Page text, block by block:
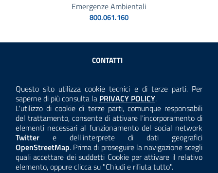
Questo sito utilizza cookie tecnici e di terze parti. Per
saperne di più consulta la Consulta la
PRIVACY POLICY.
L'utilizzo di cookie di terze parti, comunque responsabili
del trattamento, consente di attivare l'incorporamento di
elementi necessari al funzionamento del social network
Twitter e dell'interprete di dati geografici
OpenStreetMap. Prima di proseguire la navigazione scegli
quali accettare dei suddetti Cookie per attivare il relativo
elemento, oppure clicca su "Chiudi e rifiuta tutto".
Emergenze Ambientali
800.061.160
Sezione Link Utili
CONTATTI
ANTICORRUZIONE
ACCESSIBILITÀ
COOKIE E PRIVACY
TEMI A-Z